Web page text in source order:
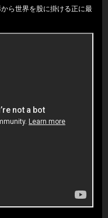
ら世界を股に掛ける正に最